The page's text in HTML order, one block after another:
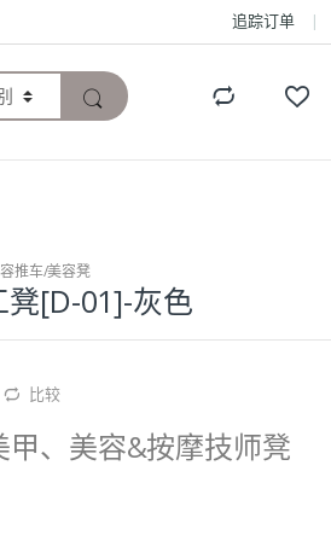
追踪订单
推车/美容凳
[D-01]-灰色
比较
甲、美容&按摩技师凳